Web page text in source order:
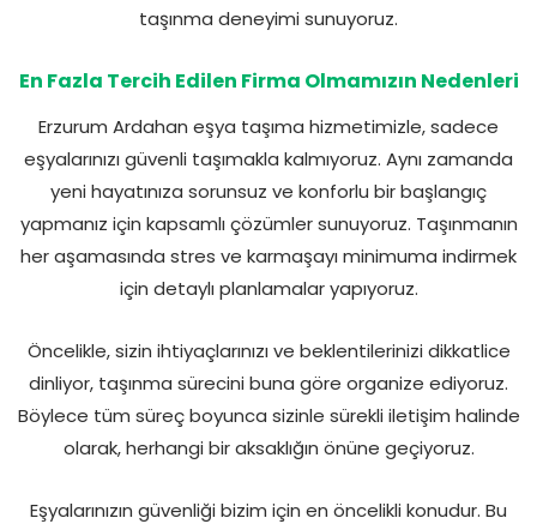
taşınma deneyimi sunuyoruz.
En Fazla Tercih Edilen Firma Olmamızın Nedenleri
Erzurum Ardahan eşya taşıma hizmetimizle, sadece
eşyalarınızı güvenli taşımakla kalmıyoruz. Aynı zamanda
yeni hayatınıza sorunsuz ve konforlu bir başlangıç
yapmanız için kapsamlı çözümler sunuyoruz. Taşınmanın
her aşamasında stres ve karmaşayı minimuma indirmek
için detaylı planlamalar yapıyoruz.
Öncelikle, sizin ihtiyaçlarınızı ve beklentilerinizi dikkatlice
dinliyor, taşınma sürecini buna göre organize ediyoruz.
Böylece tüm süreç boyunca sizinle sürekli iletişim halinde
olarak, herhangi bir aksaklığın önüne geçiyoruz.
Eşyalarınızın güvenliği bizim için en öncelikli konudur. Bu